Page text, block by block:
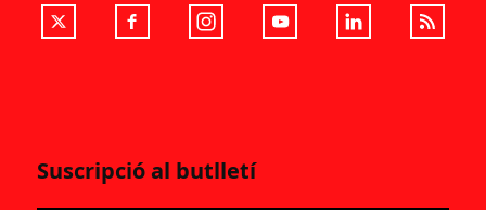
Suscripció al butlletí